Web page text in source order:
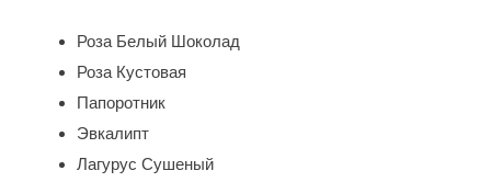
Роза Белый Шоколад
Роза Кустовая
Папоротник
Эвкалипт
Лагурус Сушеный